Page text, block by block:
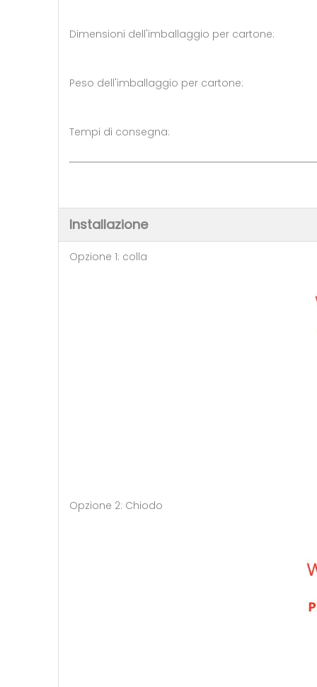
Dimensioni dell'imballaggio per
Peso dell'imballaggio per
Tempi di consegna: 5-7
Installazione
Opzione 1: colla
Opzione 2: Chiodo